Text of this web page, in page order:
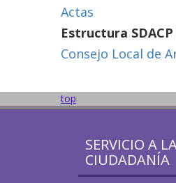
Actas
Estructura SDACP
Consejo Local de
top
SERVICIO A
CIUDADANÍA